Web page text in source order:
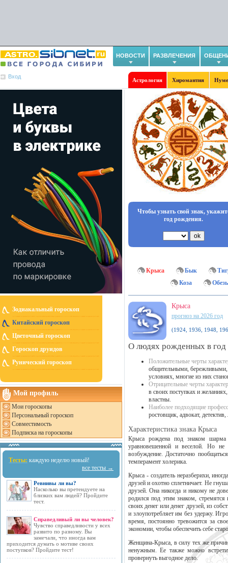
НОВОСТИ РАЗВЛЕЧЕНИЯ
Вход
Астрология Хиромантия
Зодиакальный гороскоп
Китайский гороскоп
Цветочный гороскоп
Гороскоп друидов
Рунический гороскоп
Мой профиль
Мои гороскопы
Персональный гороскоп
Совместимость
Подписка на гороскопы
Тесты: каждую неделю новый!
все тесты →
Ревнивы ли вы?
Насколько вы претендуете на
близких вам людей? Пройдите
тест.
Справедливый ли вы человек?
Чувство справедливости у всех
развито по разному. Вы
замечали, что иногда вам
приходится думать о мотиве своих
поступков? Пройдите тест!
Чтобы узнать свой знак,
год рождения.
Крыса Бык
Коза
Крыса
прогноз на 2026 год
(1924, 1936, 1948,
О людях рожденных в
Положительные черты
общительными, бережливыми,
условиях, многие из них
Отрицательные черты
в своих поступках и
властны.
Наиболее подходящие
ростовщик, адвокат, детектив,
Характеристика знака Крыса
Крыса рождена под знаком шарма
уравновешенной и веселой. Но не
возбуждение. Достаточно
темперамент холерика.
Крыса - создатель неразберихи,
друзей и охотно сплетничает. Не
друзей. Она никогда и никому не
родился под этим знаком,
своих денег или денег друзей, из
и злоупотребляет им без удержу.
время, постоянно тревожится за
экономии, чтобы обеспечить себе
Женщина-Крыса, в силу тех же
ненужным. Ее также можно
провернуть выгодное дело.